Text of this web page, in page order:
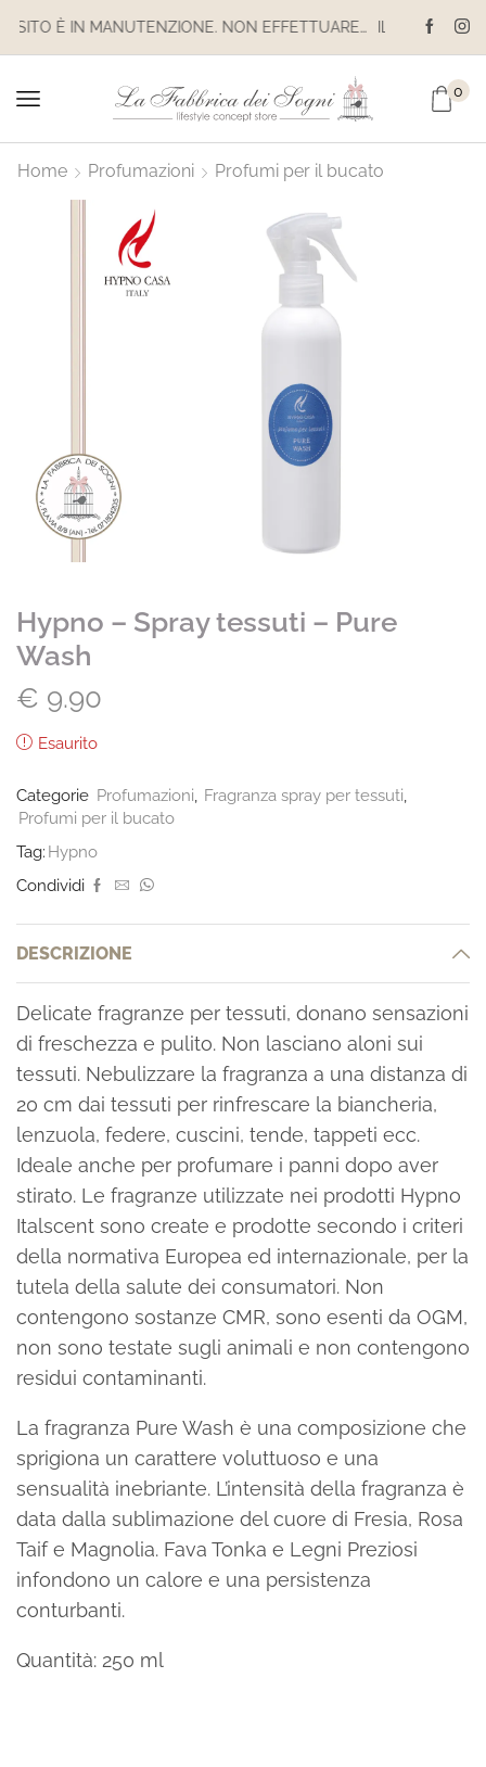
IL SITO È IN MANUTENZIONE. NON EFFETTUARE ACQUISTI. LE SPEDIZIONI SONO SOSPESE
0
Home Profumazioni Profumi per il bucato
Hypno – Spray tessuti – Pure
Wash
€ 9.90
Esaurito
Categorie Profumazioni Fragranza spray per tessuti
Profumi per il bucato
Tag: Hypno
Condividi
DESCRIZIONE
Delicate fragranze per tessuti, donano sensazioni
di freschezza e pulito. Non lasciano aloni sui
tessuti. Nebulizzare la fragranza a una distanza di
20 cm dai tessuti per rinfrescare la biancheria,
lenzuola, federe, cuscini, tende, tappeti ecc.
Ideale anche per profumare i panni dopo aver
stirato. Le fragranze utilizzate nei prodotti Hypno
Italscent sono create e prodotte secondo i criteri
della normativa Europea ed internazionale, per la
tutela della salute dei consumatori. Non
contengono sostanze CMR, sono esenti da OGM,
non sono testate sugli animali e non contengono
residui contaminanti.
La fragranza Pure Wash è una composizione che
sprigiona un carattere voluttuoso e una
sensualità inebriante. L’intensità della fragranza è
data dalla sublimazione del cuore di Fresia, Rosa
Taif e Magnolia. Fava Tonka e Legni Preziosi
infondono un calore e una persistenza
conturbanti.
Quantità: 250 ml